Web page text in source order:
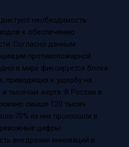
необходимость
к обеспечению
Согласно данным
противопожарной
в мире фиксируется более
приводящих к ущербу на
тысячам жертв. В России в
свыше 120 тысяч
70% из них произошли в
цифры
внедрения инноваций в